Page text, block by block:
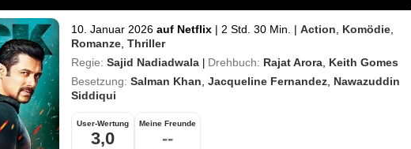
10. Januar 2026 auf Netflix | 2 Std. 30 Min. | Action Komödie
Romanze Thriller
Regie: Sajid Nadiadwala | Drehbuch: Rajat Arora Keith Gomes
Besetzung: Salman Khan Jacqueline Fernandez Nawazuddin
Siddiqui
User-Wertung
3,0
Meine Freunde
--